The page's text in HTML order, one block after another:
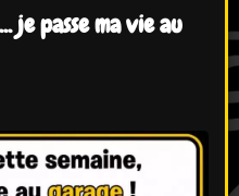
je passe ma vie au